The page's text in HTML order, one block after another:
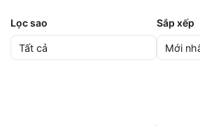
Lọc sao Sắp xếp